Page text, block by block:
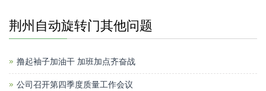
荆州自动旋转门其他问题
撸起袖子加油干 加班加点齐奋战
公司召开第四季度质量工作会议